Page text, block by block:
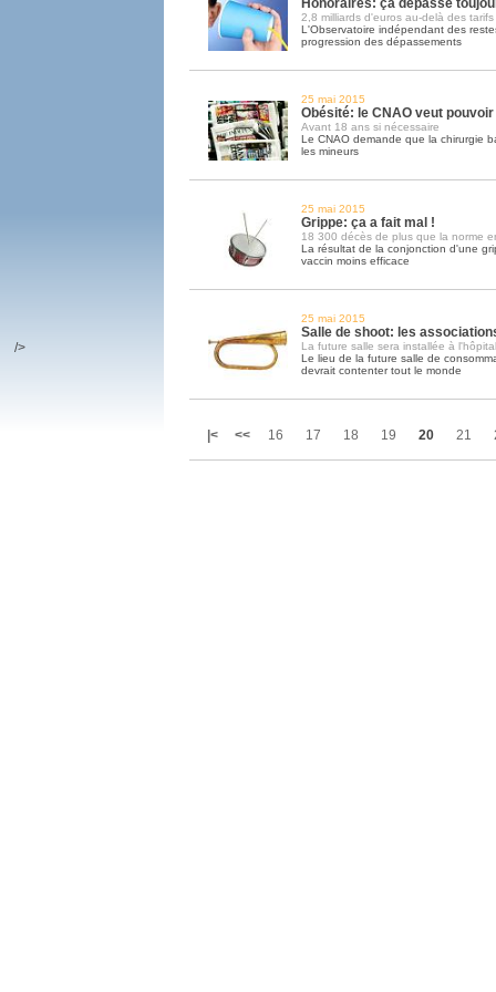
Honoraires: ça dépasse
2,8 milliards d'euros au-delà des tarifs
L'Observatoire indépendant des
progression des dépassements
25 mai 2015
Obésité: le CNAO veut
Avant 18 ans si nécessaire
Le CNAO demande que la chirurgie
les mineurs
25 mai 2015
Grippe: ça a fait mal !
18 300 décès de plus que la norme
La résultat de la conjonction d'une
vaccin moins efficace
25 mai 2015
Salle de shoot: les
La future salle sera installée à
Le lieu de la future salle de
devrait contenter tout le monde
|< << 16 17 18 19 20 21
/>